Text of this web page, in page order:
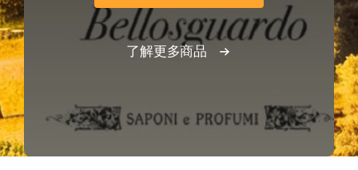
了解更多商品